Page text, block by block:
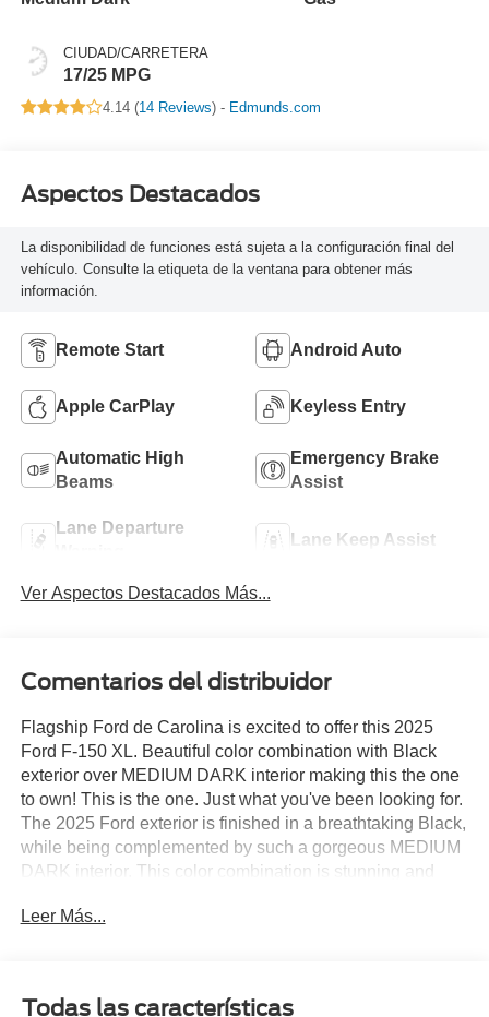
CIUDAD/CARRETERA
17/25 MPG
4.14 (14 Reviews) - Edmunds.com
Aspectos Destacados
La disponibilidad de funciones está sujeta a la configuración final del
vehículo. Consulte la etiqueta de la ventana para obtener más
información.
Remote Start Android Auto
Apple CarPlay Keyless Entry
Automatic High
Beams
Emergency Brake
Assist
Lane Departure
Lane Keep Assist
Ver Aspectos Destacados Más...
Comentarios del distribuidor
Flagship Ford de Carolina is excited to offer this 2025
Ford F-150 XL. Beautiful color combination with Black
exterior over MEDIUM DARK interior making this the one
to own! This is the one. Just what you've been looking for.
The 2025 Ford exterior is finished in a breathtaking Black,
while being complemented by such a gorgeous MEDIUM
DARK interior. This color combination is stunning and
buy this Ford F-150 XL. It is incomparable for the price
Leer Más...
Todas las características